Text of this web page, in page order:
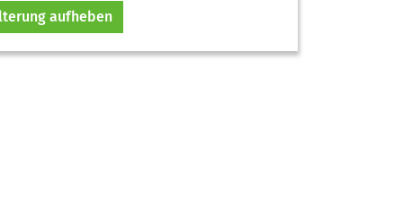
aufheben